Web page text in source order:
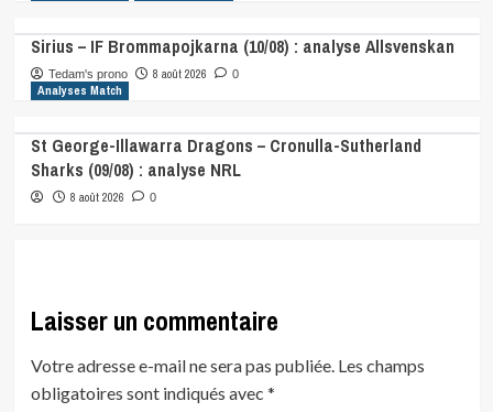
Sirius – IF Brommapojkarna (10/08) : analyse Allsvenskan
Tedam's prono 8 août 2026 0
Analyses Match
St George-Illawarra Dragons – Cronulla-Sutherland
Sharks (09/08) : analyse NRL
8 août 2026 0
Laisser un commentaire
Votre adresse e-mail ne sera pas publiée. Les champs
obligatoires sont indiqués avec *